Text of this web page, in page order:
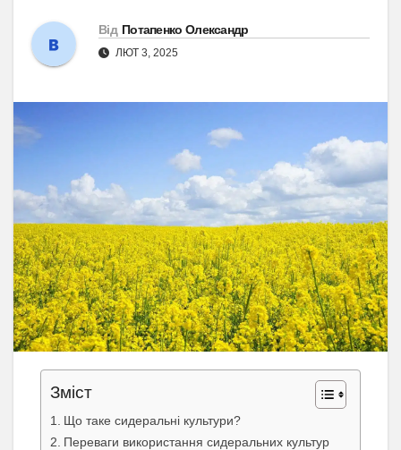
Від Потапенко Олександр
ЛЮТ 3, 2025
Зміст
Що таке сидеральні культури?
Переваги використання сидеральних культур